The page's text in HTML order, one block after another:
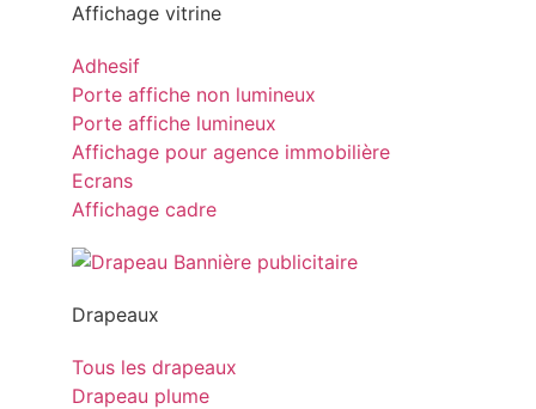
Affichage vitrine
Adhesif
Porte affiche non lumineux
Porte affiche lumineux
Affichage pour agence immobilière
Ecrans
Affichage cadre
Drapeaux
Tous les drapeaux
Drapeau plume